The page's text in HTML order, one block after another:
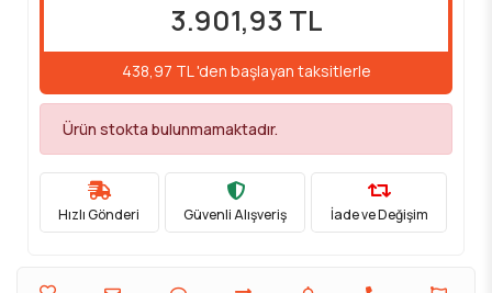
3.901,93 TL
438,97 TL 'den başlayan taksitlerle
Ürün stokta bulunmamaktadır.
Hızlı Gönderi Güvenli Alışveriş İade ve Değişim